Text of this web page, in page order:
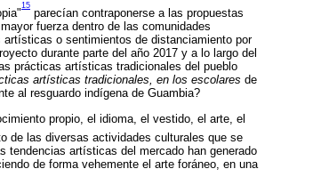
15
parecían contraponerse a las propuestas
fuerza dentro de las comunidades
o sentimientos de distanciamiento por
durante parte del año 2017 y a lo largo del
prácticas artísticas tradicionales del pueblo
artísticas tradicionales, en los escolares de
al resguardo indígena de Guambia?
propio, el idioma, el vestido, el arte, el
de las diversas actividades culturales que se
tendencias artísticas del mercado han generado
de forma vehemente el arte foráneo, en una